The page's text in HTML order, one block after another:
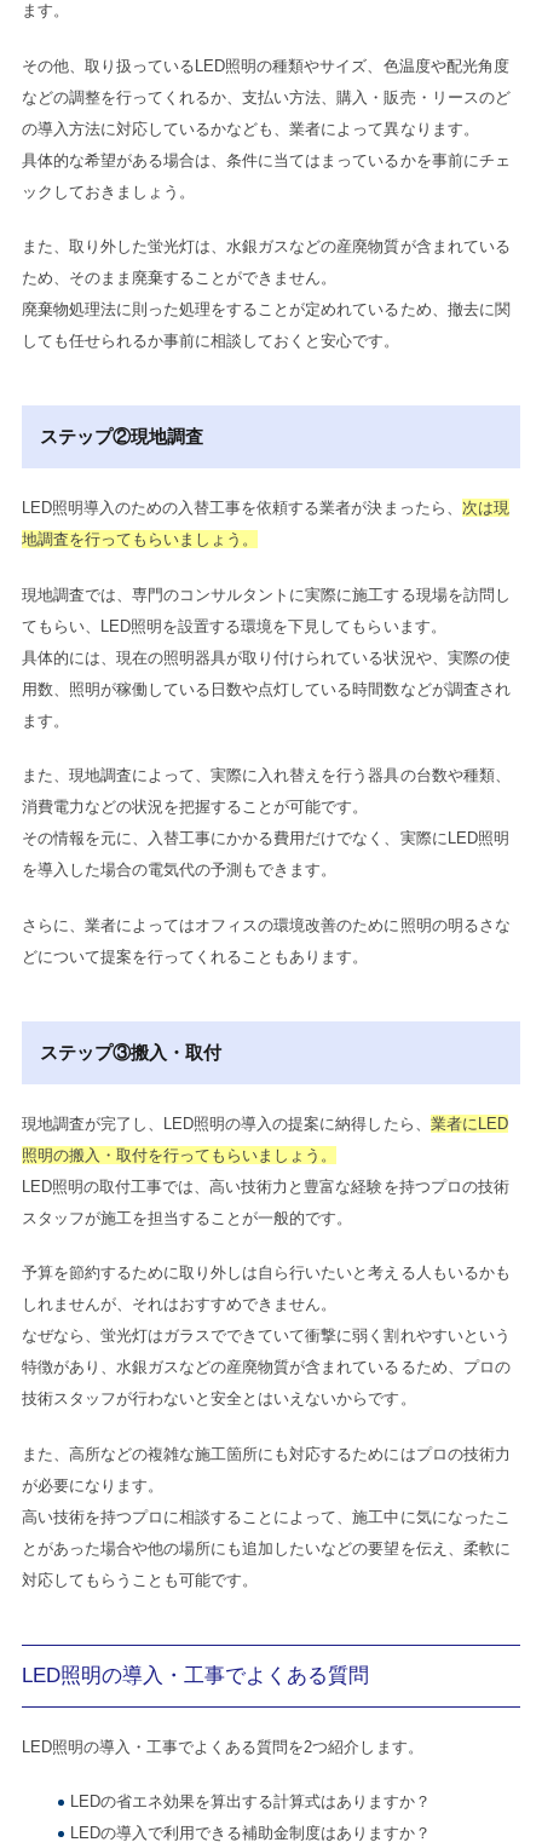
ます。
その他、取り扱っているLED照明の種類やサイズ、色温度や配光角度
などの調整を行ってくれるか、支払い方法、購入・販売・リースのど
の導入方法に対応しているかなども、業者によって異なります。
具体的な希望がある場合は、条件に当てはまっているかを事前にチェ
ックしておきましょう。
また、取り外した蛍光灯は、水銀ガスなどの産廃物質が含まれている
ため、そのまま廃棄することができません。
廃棄物処理法に則った処理をすることが定めれているため、撤去に関
しても任せられるか事前に相談しておくと安心です。
ステップ②現地調査
LED照明導入のための入替工事を依頼する業者が決まったら、 次は現
地調査を行ってもらいましょう。
現地調査では、専門のコンサルタントに実際に施工する現場を訪問し
てもらい、LED照明を設置する環境を下見してもらいます。
具体的には、現在の照明器具が取り付けられている状況や、実際の使
用数、照明が稼働している日数や点灯している時間数などが調査され
ます。
また、現地調査によって、実際に入れ替えを行う器具の台数や種類、
消費電力などの状況を把握することが可能です。
その情報を元に、入替工事にかかる費用だけでなく、実際にLED照明
を導入した場合の電気代の予測もできます。
さらに、業者によってはオフィスの環境改善のために照明の明るさな
どについて提案を行ってくれることもあります。
ステップ③搬入・取付
現地調査が完了し、LED照明の導入の提案に納得したら、 業者にLED
照明の搬入・取付を行ってもらいましょう。
LED照明の取付工事では、高い技術力と豊富な経験を持つプロの技術
スタッフが施工を担当することが一般的です。
予算を節約するために取り外しは自ら行いたいと考える人もいるかも
しれませんが、それはおすすめできません。
なぜなら、蛍光灯はガラスでできていて衝撃に弱く割れやすいという
特徴があり、水銀ガスなどの産廃物質が含まれているるため、プロの
技術スタッフが行わないと安全とはいえないからです。
また、高所などの複雑な施工箇所にも対応するためにはプロの技術力
が必要になります。
高い技術を持つプロに相談することによって、施工中に気になったこ
とがあった場合や他の場所にも追加したいなどの要望を伝え、柔軟に
対応してもらうことも可能です。
LED照明の導入・工事でよくある質問
LED照明の導入・工事でよくある質問を2つ紹介します。
LEDの省エネ効果を算出する計算式はありますか？
LEDの導入で利用できる補助金制度はありますか？